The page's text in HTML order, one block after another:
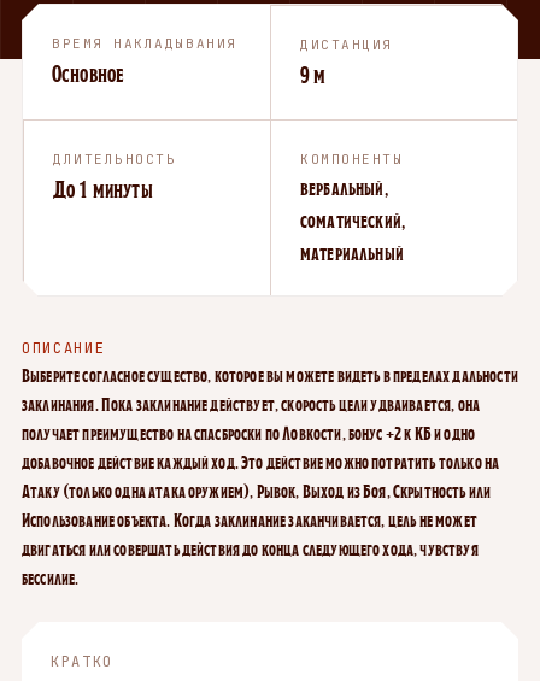
ВРЕМЯ НАКЛАДЫВАНИЯ
Основное
ДИСТАНЦИЯ
9 м
ДЛИТЕЛЬНОСТЬ
До 1 минуты
КОМПОНЕНТЫ
вербальный,
соматический,
материальный
ОПИСАНИЕ
Выберите согласное существо, которое вы можете видеть в пределах дальности
заклинания. Пока заклинание действует, скорость цели удваивается, она
получает преимущество на спасброски по Ловкости, бонус +2 к КБ и одно
добавочное действие каждый ход. Это действие можно потратить только на
Атаку (только одна атака оружием), Рывок, Выход из Боя, Скрытность или
Использование объекта. Когда заклинание заканчивается, цель не может
двигаться или совершать действия до конца следующего хода, чувствуя
бессилие.
КРАТКО